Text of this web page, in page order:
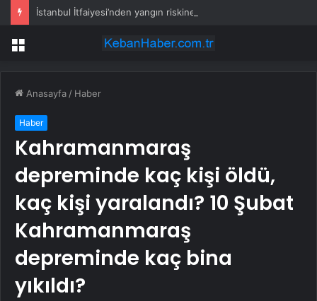
İstanbul İtfaiyesi’nden yangın riskine karşı videolu uyarı
Menü
Anasayfa / Haber
Haber
Kahramanmaraş
depreminde kaç kişi öldü,
kaç kişi yaralandı? 10 Şubat
Kahramanmaraş
depreminde kaç bina
yıkıldı?